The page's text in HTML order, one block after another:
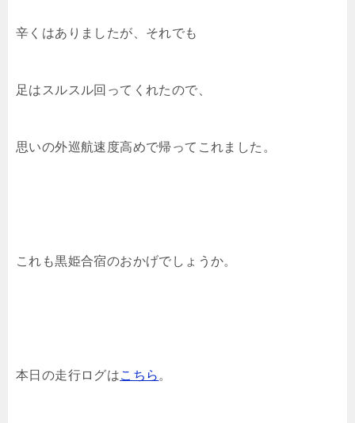
辛くはありましたが、それでも
足はスルスル回ってくれたので、
思いの外巡航速度高めで帰ってこれました。
これも黒姫合宿のおかげでしょうか。
本日の走行ログはこちら。